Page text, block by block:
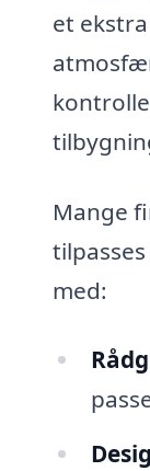
et
Mange
med: